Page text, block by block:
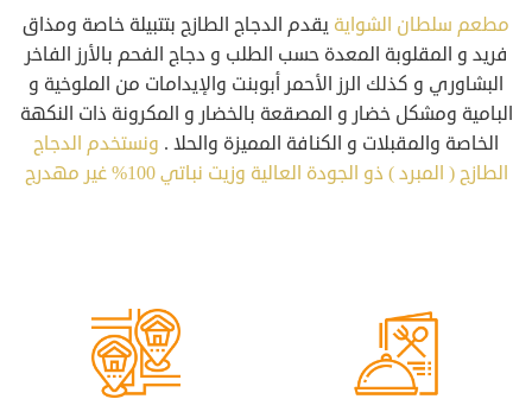
مطعم سلطان الشواية يقدم الدجاج الطازج بتتبيلة خاصة ومذاق
فريد و المقلوبة المعدة حسب الطلب و دجاج الفحم بالأرز الفاخر
البشاوري و كذلك الرز الأحمر أبوبنت والإيدامات من الملوخية و
البامية ومشكل خضار و المصقعة بالخضار و المكرونة ذات النكهة
الخاصة والمقبلات و الكنافة المميزة والحلا . ونستخدم الدجاج
الطازج ( المبرد ) ذو الجودة العالية وزيت نباتي 100% غير مهدرج